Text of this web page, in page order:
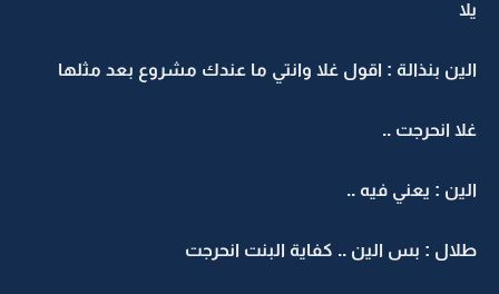
يلا
الين بنذالة : اقول غلا وانتي ما عندك مشروع بعد مثلها
غلا انحرجت ..
الين : يعني فيه ..
طلال : بس الين .. كفاية البنت انحرجت